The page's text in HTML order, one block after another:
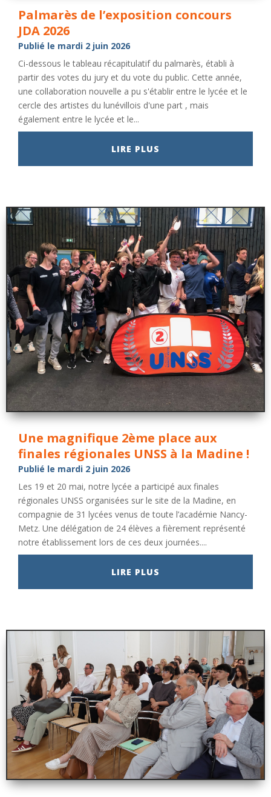
Palmarès de l’exposition concours
JDA 2026
Publié le mardi 2 juin 2026
Ci-dessous le tableau récapitulatif du palmarès, établi à
partir des votes du jury et du vote du public. Cette année,
une collaboration nouvelle a pu s'établir entre le lycée et le
cercle des artistes du lunévillois d'une part , mais
également entre le lycée et le...
LIRE PLUS
Une magnifique 2ème place aux
finales régionales UNSS à la Madine !
Publié le mardi 2 juin 2026
Les 19 et 20 mai, notre lycée a participé aux finales
régionales UNSS organisées sur le site de la Madine, en
compagnie de 31 lycées venus de toute l’académie Nancy-
Metz. Une délégation de 24 élèves a fièrement représenté
notre établissement lors de ces deux journées....
LIRE PLUS